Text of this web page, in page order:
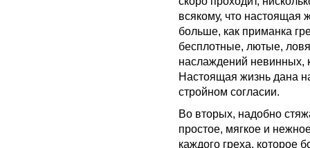
всякому, что настоящая
больше, как приманка
бесплотные, лютые,
наслаждений невинных,
Настоящая жизнь дана
стройном согласии.
Во вторых, надобно
простое, мягкое и
каждого греха, которое